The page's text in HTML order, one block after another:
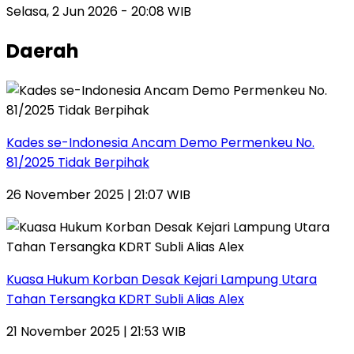
Selasa, 2 Jun 2026 - 20:08 WIB
Daerah
Kades se-Indonesia Ancam Demo Permenkeu No.
81/2025 Tidak Berpihak
26 November 2025 | 21:07 WIB
Kuasa Hukum Korban Desak Kejari Lampung Utara
Tahan Tersangka KDRT Subli Alias Alex
21 November 2025 | 21:53 WIB